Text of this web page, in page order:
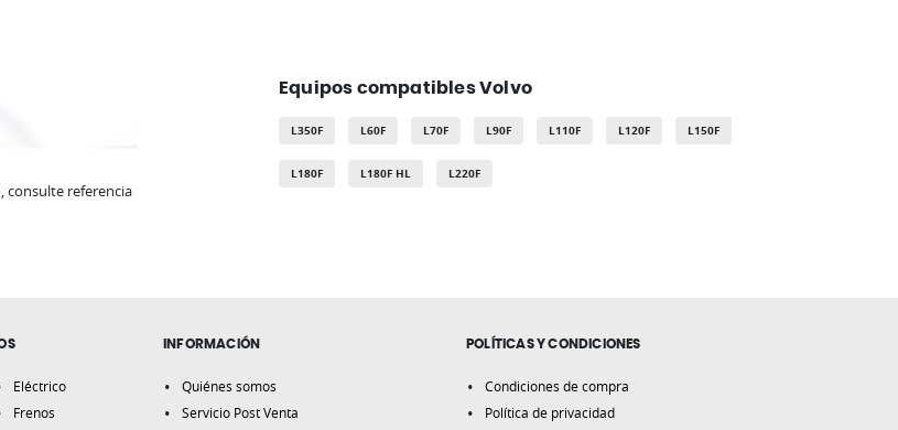
Equipos compatibles Volvo
L350F L60F L70F L90F L110F L120F L150F
L180F L180F HL L220F
consulte referencia
Eléctrico
Frenos
INFORMACIÓN
Quiénes somos
Servicio Post Venta
POLÍTICAS Y CONDICIONES
Condiciones de compra
Política de privacidad